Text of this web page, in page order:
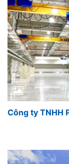
Công ty TNHH